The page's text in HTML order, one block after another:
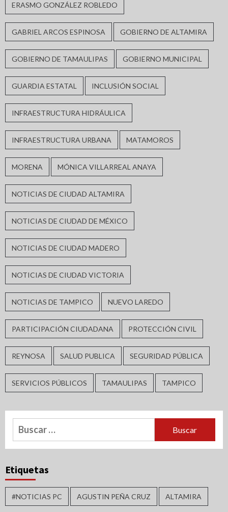
ERASMO GONZÁLEZ ROBLEDO
GABRIEL ARCOS ESPINOSA GOBIERNO DE ALTAMIRA
GOBIERNO DE TAMAULIPAS GOBIERNO MUNICIPAL
GUARDIA ESTATAL INCLUSIÓN SOCIAL
INFRAESTRUCTURA HIDRÁULICA
INFRAESTRUCTURA URBANA MATAMOROS
MORENA MÓNICA VILLARREAL ANAYA
NOTICIAS DE CIUDAD ALTAMIRA
NOTICIAS DE CIUDAD DE MÉXICO
NOTICIAS DE CIUDAD MADERO
NOTICIAS DE CIUDAD VICTORIA
NOTICIAS DE TAMPICO NUEVO LAREDO
PARTICIPACIÓN CIUDADANA PROTECCIÓN CIVIL
REYNOSA SALUD PUBLICA SEGURIDAD PÚBLICA
SERVICIOS PÚBLICOS TAMAULIPAS TAMPICO
Buscar:
Etiquetas
#NOTICIAS PC AGUSTIN PEÑA CRUZ ALTAMIRA